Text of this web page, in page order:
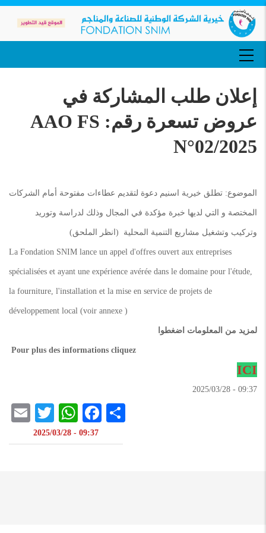
تجاوز
إلى
المحتوى
الرئيسيMAIN
NAVIGATION
إعلان طلب المشاركة في
عروض تسعرة رقم: AAO FS
N°02/2025
الموضوع: تطلق خيرية اسنيم دعوة لتقديم عطاءات مفتوحة أمام الشركات
المختصة و التي لديها خبرة مؤكدة في المجال وذلك لدراسة وتوريد
وتركيب وتشغيل مشاريع التنمية المحلية (انظر الملحق)
La Fondation SNIM lance un appel d'offres ouvert aux entreprises
spécialisées et ayant une expérience avérée dans le domaine pour l'étude,
la fourniture, l'installation et la mise en service de projets de
développement local (voir annexe )
لمزيد من المعلومات اضغطوا
Pour plus des informations cliquez
ICI
Share
Facebook
09:37 - 2025/03/28
09:37 - 2025/03/28